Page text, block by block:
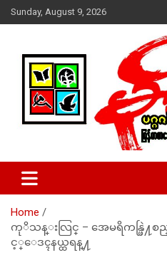
Skip
to
Sunday, August 9, 2026
MoeMaKa
Media
ယ္ေရး – အမွတ္ ၂၅၄၊ ပထပ္၊ လမ္
(ဖုုံး – ၀၉ ၂၅၂ ၂၄၉ ၀၉၄ ၊ ၀၉ ၄
ဇာေစ်းသစ္ ။ ၀၉ ၇၈၆၈၃၇ ၃၀၅
Home
ကုိသန္းလြင္ – အေမရိကန္ဖြဲ႔
င့္ေဒၚနယ္ထရန္႔